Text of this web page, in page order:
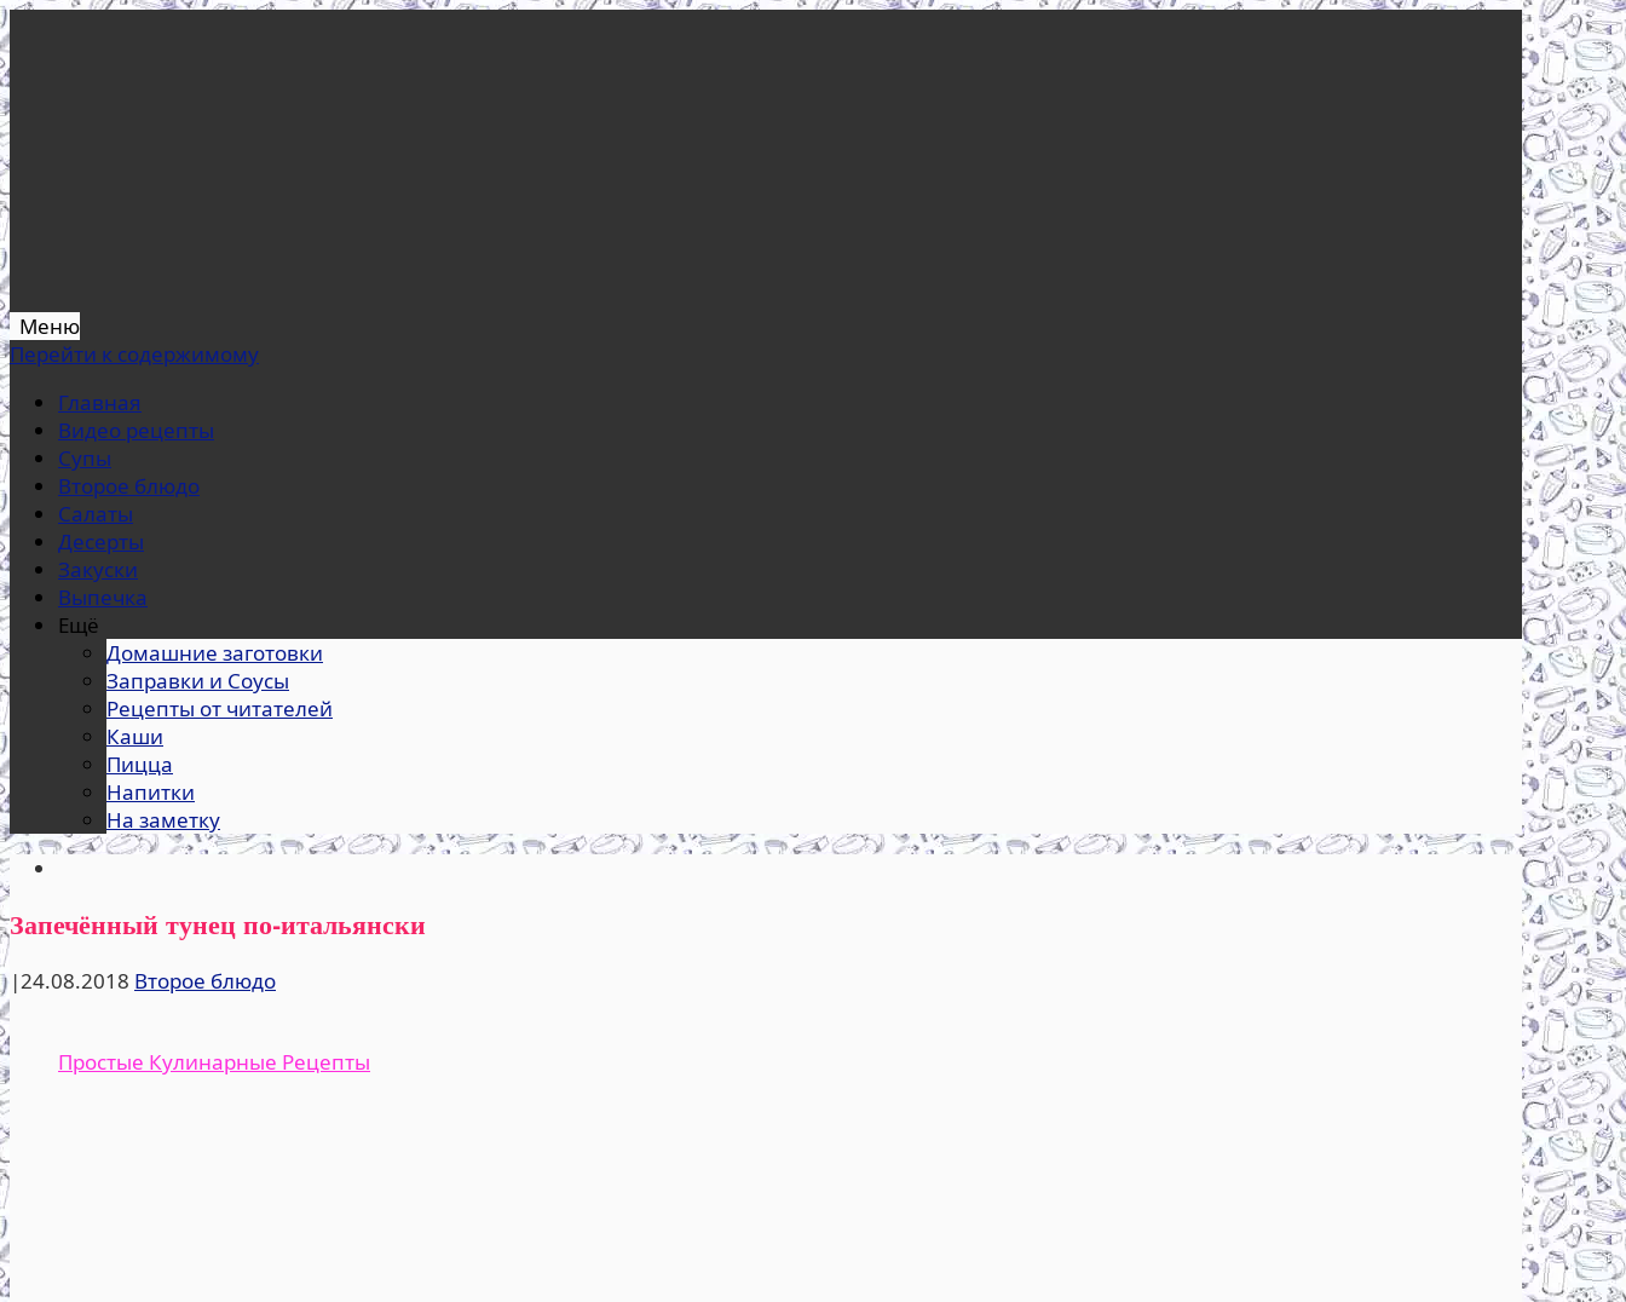
Простые Кулинарные Рецепты
Меню
Перейти к содержимому
Главная
Видео рецепты
Супы
Второе блюдо
Салаты
Десерты
Закуски
Выпечка
Ещё
Домашние заготовки
Заправки и Соусы
Рецепты от читателей
Каши
Пицца
Напитки
На заметку
Запечённый тунец по-итальянски
|24.08.2018 Второе блюдо